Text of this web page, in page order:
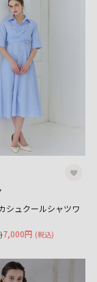
シュクールシャツワ
7,000円 (税込)